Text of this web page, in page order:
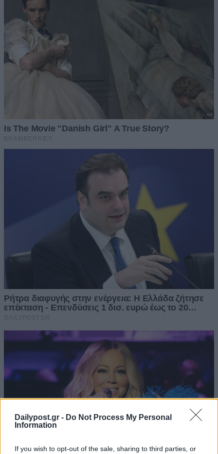
Dailypost.gr - Do Not Process My Personal
Information
If you wish to opt-out of the sale, sharing to third parties, or